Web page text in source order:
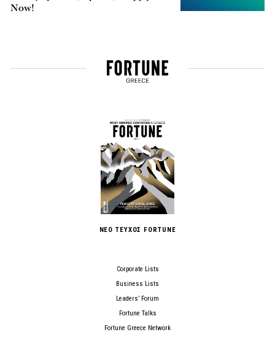
Now!
ΝΕΟ ΤΕΥΧΟΣ FORTUNE
Corporate Lists
Business Lists
Leaders’ Forum
Fortune Talks
Fortune Greece Network